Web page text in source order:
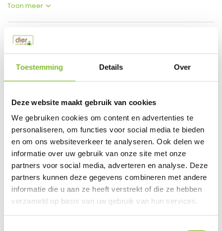
Toestemming Details Over
Deze website maakt gebruik van cookies
We gebruiken cookies om content en advertenties te
personaliseren, om functies voor social media te bieden
en om ons websiteverkeer te analyseren. Ook delen we
informatie over uw gebruik van onze site met onze
partners voor social media, adverteren en analyse. Deze
partners kunnen deze gegevens combineren met andere
informatie die u aan ze heeft verstrekt of die ze hebben
verzameld op basis van uw gebruik van hun services.
Toon meer
Productspecificaties
Do you have a question about this product?
Our employee is happy to help you find the right product
Send mail
This product is available in the following variants:
Gerelateerde producten